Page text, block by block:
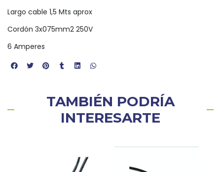
Largo cable 1,5 Mts aprox
Cordón 3x075mm2 250V
6 Amperes
TAMBIÉN PODRÍA
INTERESARTE